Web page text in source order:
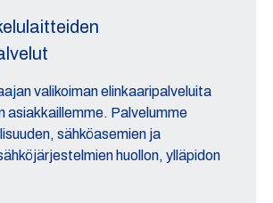
valikoiman elinkaaripalveluita
asiakkaillemme. Palvelumme
sähköasemien ja
huollon, ylläpidon